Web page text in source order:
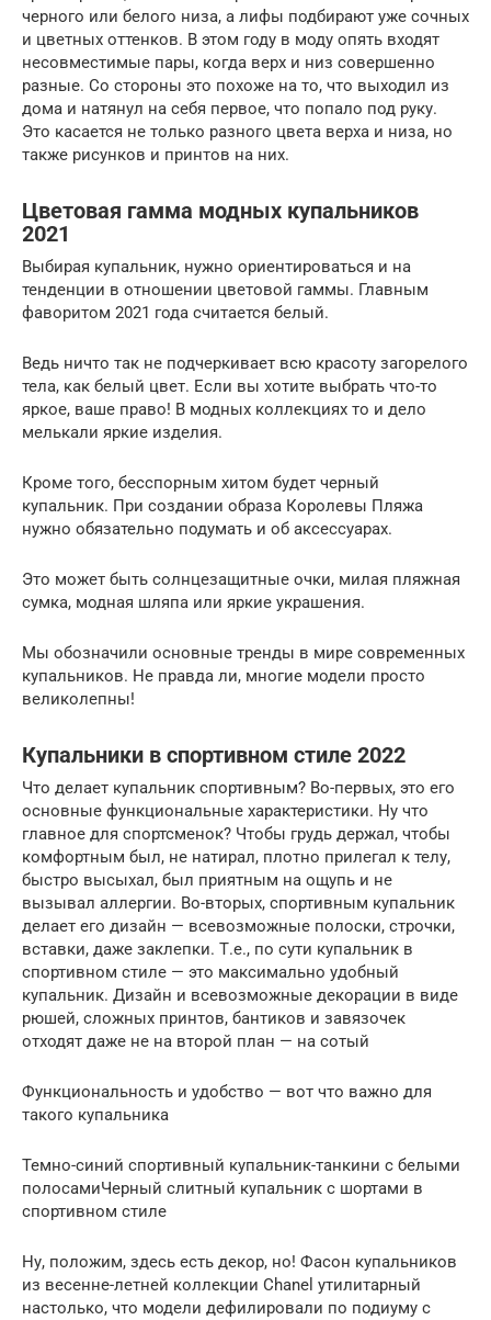
черного или белого низа, а лифы подбирают уже сочных
и цветных оттенков. В этом году в моду опять входят
несовместимые пары, когда верх и низ совершенно
разные. Со стороны это похоже на то, что выходил из
дома и натянул на себя первое, что попало под руку.
Это касается не только разного цвета верха и низа, но
также рисунков и принтов на них.
Цветовая гамма модных купальников
2021
Выбирая купальник, нужно ориентироваться и на
тенденции в отношении цветовой гаммы. Главным
фаворитом 2021 года считается белый.
Ведь ничто так не подчеркивает всю красоту загорелого
тела, как белый цвет. Если вы хотите выбрать что-то
яркое, ваше право! В модных коллекциях то и дело
мелькали яркие изделия.
Кроме того, бесспорным хитом будет черный
купальник. При создании образа Королевы Пляжа
нужно обязательно подумать и об аксессуарах.
Это может быть солнцезащитные очки, милая пляжная
сумка, модная шляпа или яркие украшения.
Мы обозначили основные тренды в мире современных
купальников. Не правда ли, многие модели просто
великолепны!
Купальники в спортивном стиле 2022
Что делает купальник спортивным? Во-первых, это его
основные функциональные характеристики. Ну что
главное для спортсменок? Чтобы грудь держал, чтобы
комфортным был, не натирал, плотно прилегал к телу,
быстро высыхал, был приятным на ощупь и не
вызывал аллергии. Во-вторых, спортивным купальник
делает его дизайн — всевозможные полоски, строчки,
вставки, даже заклепки. Т.е., по сути купальник в
спортивном стиле — это максимально удобный
купальник. Дизайн и всевозможные декорации в виде
рюшей, сложных принтов, бантиков и завязочек
отходят даже не на второй план — на сотый
Функциональность и удобство — вот что важно для
такого купальника
Темно-синий спортивный купальник-танкини с белыми
полосамиЧерный слитный купальник с шортами в
спортивном стиле
Ну, положим, здесь есть декор, но! Фасон купальников
из весенне-летней коллекции Chanel утилитарный
настолько, что модели дефилировали по подиуму с